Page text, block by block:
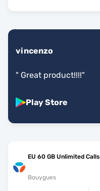
vincenzo
" Great product!!!!"
Play Store
EU 60 GB Unlimited Calls
Bouygues